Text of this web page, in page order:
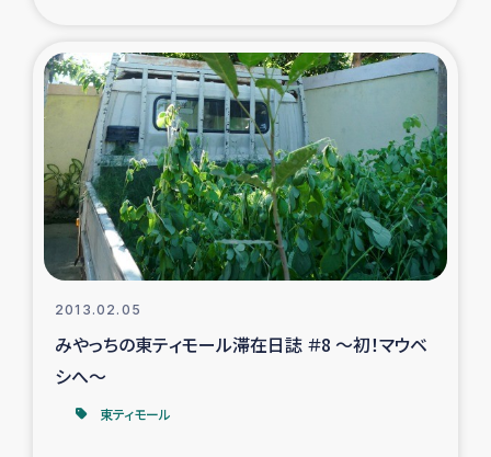
2013.02.05
みやっちの東ティモール滞在日誌 ＃8 ～初！マウベ
シへ～
東ティモール